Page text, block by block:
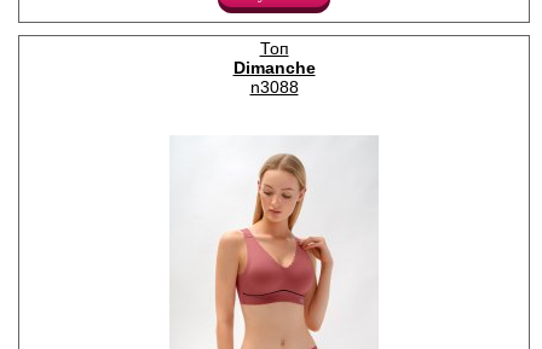
декоративную кружевную
спинку с застежкой на
крючок. Чашки
продублированы бельевым
поролоном. Такая
подчеркнет идеальный вкус
своей обладательницы.
Комфорт и красота – вот что
делает популярным данный
женский аксессуар.
Коллекция представлена в
двух цветах: голубой и
розовый кофе. Модель
рассчитана на размер чашки
B и C. Состав изделия:
нейлон 88%, эластан 12%.
Нейлон 88%
Эластан 12%
Топ
Dimanche
n3088